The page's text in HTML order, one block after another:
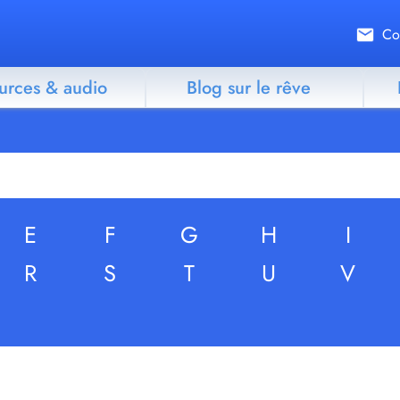
& audio Blog sur le rêve
E F G H
I
R
S T U V